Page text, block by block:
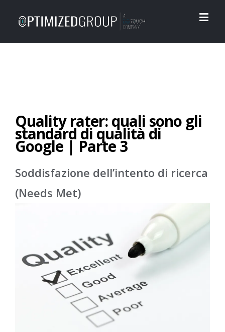
Quality rater: quali sono gli
standard di qualità di
Google | Parte 3
Soddisfazione dell’intento di ricerca
(Needs Met)